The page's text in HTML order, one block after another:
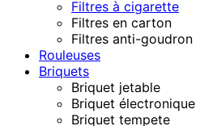
Filtres à cigarette
Filtres en carton
Filtres anti-goudron
Rouleuses
Briquets
Briquet jetable
Briquet électronique
Briquet tempete